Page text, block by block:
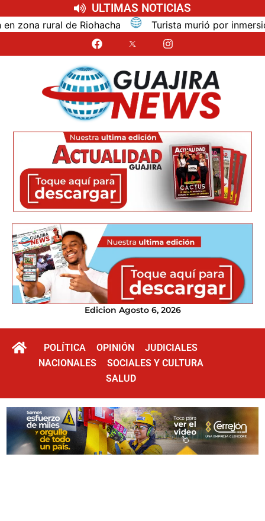
ULTIMAS NOTICIAS
rural de Riohacha Turista murió por inmersión
Edicion Agosto 6, 2026
POLÍTICA OPINIÓN
JUDICIALES
NACIONALES
SOCIALES Y CULTURA
SALUD